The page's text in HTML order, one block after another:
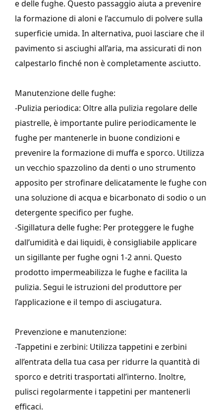
e delle fughe. Questo passaggio aiuta a prevenire
la formazione di aloni e l’accumulo di polvere sulla
superficie umida. In alternativa, puoi lasciare che il
pavimento si asciughi all’aria, ma assicurati di non
calpestarlo finché non è completamente asciutto.
Manutenzione delle fughe:
-Pulizia periodica: Oltre alla pulizia regolare delle
piastrelle, è importante pulire periodicamente le
fughe per mantenerle in buone condizioni e
prevenire la formazione di muffa e sporco. Utilizza
un vecchio spazzolino da denti o uno strumento
apposito per strofinare delicatamente le fughe con
una soluzione di acqua e bicarbonato di sodio o un
detergente specifico per fughe.
-Sigillatura delle fughe: Per proteggere le fughe
dall’umidità e dai liquidi, è consigliabile applicare
un sigillante per fughe ogni 1-2 anni. Questo
prodotto impermeabilizza le fughe e facilita la
pulizia. Segui le istruzioni del produttore per
l’applicazione e il tempo di asciugatura.
Prevenzione e manutenzione:
-Tappetini e zerbini: Utilizza tappetini e zerbini
all’entrata della tua casa per ridurre la quantità di
sporco e detriti trasportati all’interno. Inoltre,
pulisci regolarmente i tappetini per mantenerli
efficaci.